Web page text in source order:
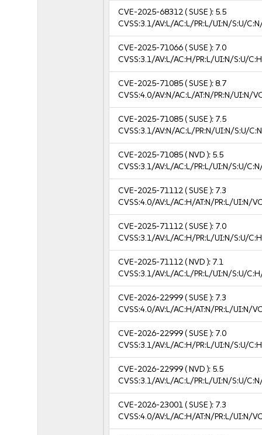
CVE-2025-68312( SUSE ): 5.5
CVSS:3.1/AV:L/AC:L/PR:L/UI:N/S:U/
CVE-2025-71066( SUSE ): 7.0
CVSS:3.1/AV:L/AC:H/PR:L/UI:N/S:U/
CVE-2025-71085( SUSE ):8.7
CVSS:4.0/AV:N/AC:L/AT:N/PR:N/UI:N/
CVE-2025-71085( SUSE ): 7.5
CVSS:3.1/AV:N/AC:L/PR:N/UI:N/S:U/
CVE-2025-71085( NVD ): 5.5
CVSS:3.1/AV:L/AC:L/PR:L/UI:N/S:U/
CVE-2025-71112( SUSE ): 7.3
CVSS:4.0/AV:L/AC:H/AT:N/PR:L/UI:N/
CVE-2025-71112( SUSE ): 7.0
CVSS:3.1/AV:L/AC:H/PR:L/UI:N/S:U/
CVE-2025-71112( NVD ): 7.1
CVSS:3.1/AV:L/AC:L/PR:L/UI:N/S:U/
CVE-2026-22999( SUSE ): 7.3
CVSS:4.0/AV:L/AC:H/AT:N/PR:L/UI:N/
CVE-2026-22999( SUSE ): 7.0
CVSS:3.1/AV:L/AC:H/PR:L/UI:N/S:U/
CVE-2026-22999( NVD ): 5.5
CVSS:3.1/AV:L/AC:L/PR:L/UI:N/S:U/
CVE-2026-23001( SUSE ): 7.3
CVSS:4.0/AV:L/AC:H/AT:N/PR:L/UI:N/